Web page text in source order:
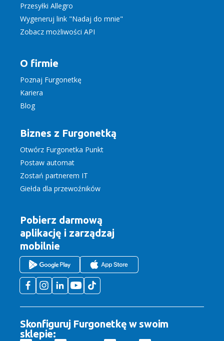
Przesyłki Allegro
Wygeneruj link "Nadaj do mnie"
Zobacz możliwości API
O firmie
Poznaj Furgonetkę
Kariera
Blog
Biznes z Furgonetką
Otwórz Furgonetka Punkt
Postaw automat
Zostań partnerem IT
Giełda dla przewoźników
Pobierz darmową
aplikację i zarządzaj
mobilnie
Skonfiguruj Furgonetkę w swoim
sklepie: